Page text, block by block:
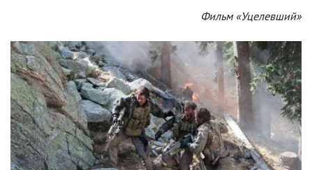
Фильм «Уцелевший»